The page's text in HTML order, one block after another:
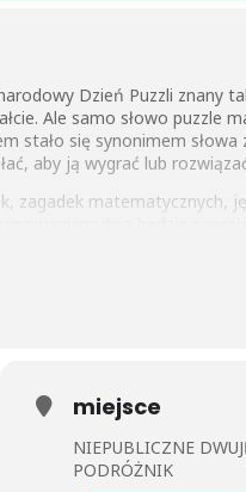
Dzień Puzzli znany
Ale samo słowo puzzle
się synonimem słowa
aby ją wygrać lub
zagadek matematycznych,
miejsce
NIEPUBLICZNE
PODRÓŻNIK